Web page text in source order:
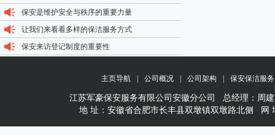
保安是维护安全与秩序的重要力量
让我们来看看多样的保洁服务方式
保安来访登记制度的重要性
主页导航 公司概况 公司架构 保安保洁服务
江苏军豪保安服务有限公司安徽分公司 总经理：周
地 址：安徽省合肥市长丰县双墩镇双墩路北侧 网